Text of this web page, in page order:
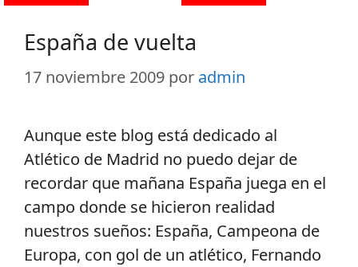
España de vuelta
17 noviembre 2009 por admin
Aunque este blog está dedicado al
Atlético de Madrid no puedo dejar de
recordar que mañana España juega en el
campo donde se hicieron realidad
nuestros sueños: España, Campeona de
Europa, con gol de un atlético, Fernando